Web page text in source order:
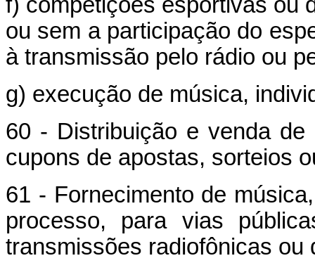
ou sem a participação do
à transmissão pelo rádio ou
g) execução de música,
60 - Distribuição e venda
cupons de apostas, sorteios
61 - Fornecimento de
processo, para vias
transmissões radiofônicas ou